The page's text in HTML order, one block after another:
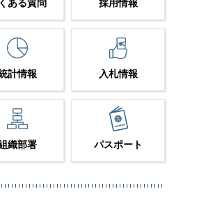
ある質問 採用情報
計情報 入札情報
織部署 パスポート